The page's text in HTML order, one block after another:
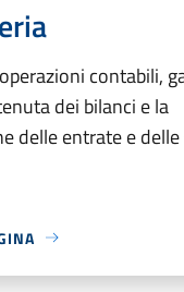
contabili,
dei bilanci e la
delle entrate e delle